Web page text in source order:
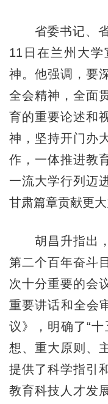
省委书记、省
11日在兰州大
神。他强调，要
全会精神，全面
育的重要论述和
神，坚持开门办
作，一体推进教
一流大学行列迈
甘肃篇章贡献更大
胡昌升指出，
第二个百年奋斗
次十分重要的会
重要讲话和全会
议》，明确了“
想、重大原则、
提供了科学指引
教育科技人才发